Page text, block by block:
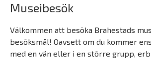
Museibesök
Välkommen att besöka Brahestads
besöksmål! Oavsett om du kommer
med en vän eller i en större grupp,